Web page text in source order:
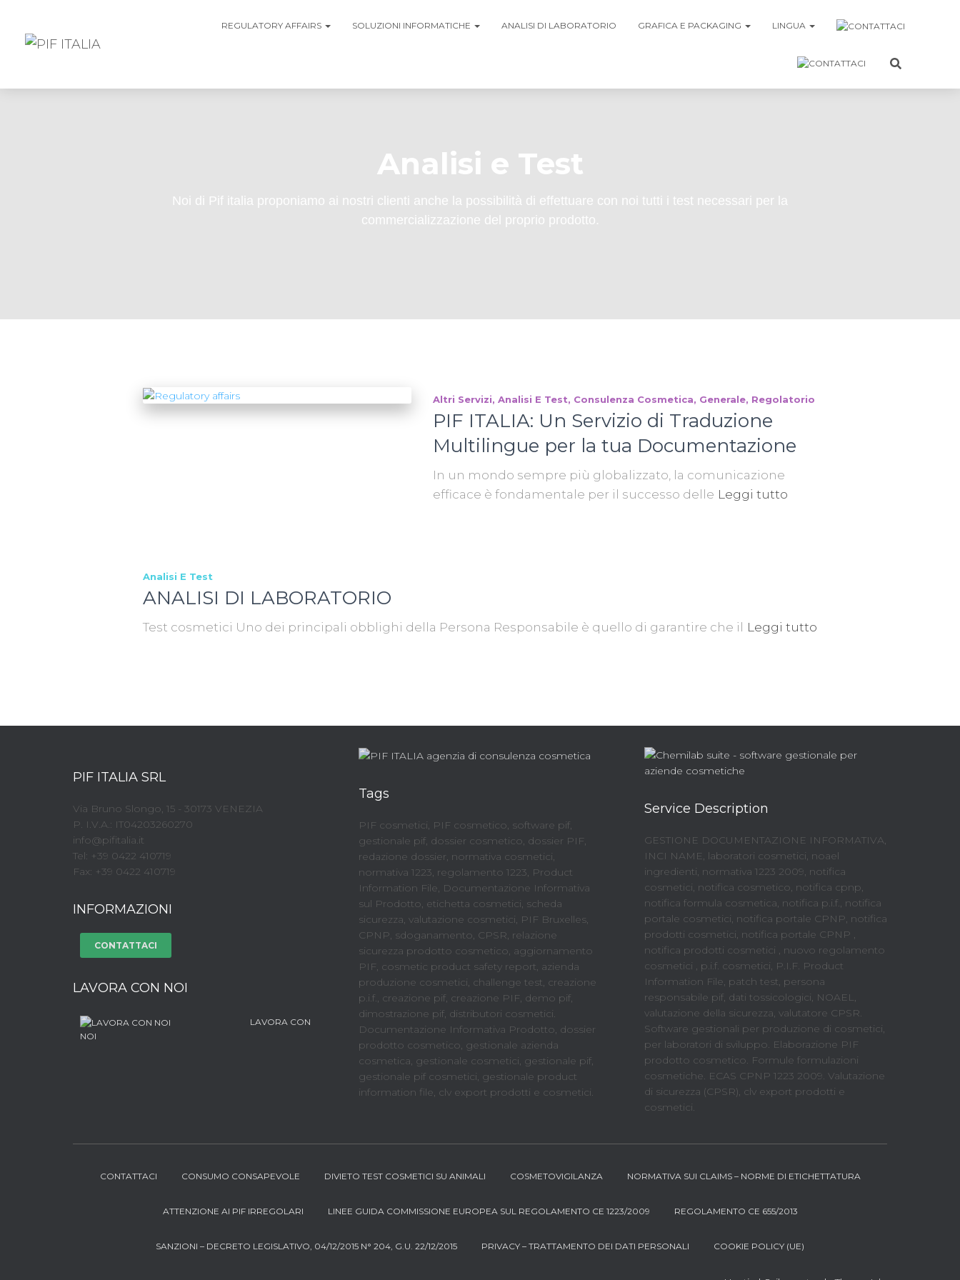
REGULATORY AFFAIRS SOLUZIONI INFORMATICHE ANALISI DI LABORATORIO GRAFICA E PACKAGING LINGUA
Analisi e Test
Noi di Pif italia proponiamo ai nostri clienti anche la possibilità di effettuare con noi tutti i test necessari per la
commercializzazione del proprio prodotto.
Altri Servizi Analisi E Test Consulenza Cosmetica Generale Regolatorio
PIF ITALIA: Un Servizio di Traduzione
Multilingue per la tua Documentazione
In un mondo sempre più globalizzato, la comunicazione
efficace è fondamentale per il successo delle Leggi tutto
Analisi E Test
ANALISI DI LABORATORIO
Test cosmetici Uno dei principali obblighi della Persona Responsabile è quello di garantire che il Leggi tutto
PIF ITALIA SRL
Via Bruno Slongo, 15 - 30173 VENEZIA
P. I.V.A.: IT04203260270
info@pifitalia.it
Tel: +39 0422 410719
Fax: +39 0422 410719
INFORMAZIONI
CONTATTACI
LAVORA CON NOI
LAVORA CON
NOI
Tags
PIF cosmetici, PIF cosmetico, software pif,
gestionale pif, dossier cosmetico, dossier PIF,
redazione dossier, normativa cosmetici,
normativa 1223, regolamento 1223, Product
Information File, Documentazione Informativa
sul Prodotto, etichetta cosmetici, scheda
sicurezza, valutazione cosmetici, PIF Bruxelles,
CPNP, sdoganamento, CPSR, relazione
sicurezza prodotto cosmetico, aggiornamento
PIF, cosmetic product safety report, azienda
produzione cosmetici, challenge test, creazione
p.i.f., creazione pif, creazione PIF, demo pif,
dimostrazione pif, distributori cosmetici.
Documentazione Informativa Prodotto, dossier
prodotto cosmetico, gestionale azienda
cosmetica, gestionale cosmetici, gestionale pif,
gestionale pif cosmetici, gestionale product
information file, clv export prodotti e cosmetici.
Service Description
GESTIONE DOCUMENTAZIONE INFORMATIVA,
INCI NAME, laboratori cosmetici, noael
ingredienti, normativa 1223 2009, notifica
cosmetici, notifica cosmetico, notifica cpnp,
notifica formula cosmetica, notifica p.i.f., notifica
portale cosmetici, notifica portale CPNP, notifica
prodotti cosmetici, notifica portale CPNP ,
notifica prodotti cosmetici , nuovo regolamento
cosmetici , p.i.f. cosmetici, P.I.F. Product
Information File, patch test, persona
responsabile pif, dati tossicologici, NOAEL,
valutazione della sicurezza, valutatore CPSR.
Software gestionali per produzione di cosmetici,
per laboratori di sviluppo. Elaborazione PIF
prodotto cosmetico. Formule formulazioni
cosmetiche. ECAS CPNP 1223 2009. Valutazione
di sicurezza (CPSR), clv export prodotti e
cosmetici.
CONTATTACI CONSUMO CONSAPEVOLE DIVIETO TEST COSMETICI SU ANIMALI COSMETOVIGILANZA NORMATIVA SUI CLAIMS – NORME DI ETICHETTATURA
ATTENZIONE AI PIF IRREGOLARI LINEE GUIDA COMMISSIONE EUROPEA SUL REGOLAMENTO CE 1223/2009 REGOLAMENTO CE 655/2013
SANZIONI – DECRETO LEGISLATIVO, 04/12/2015 N° 204, G.U. 22/12/2015 PRIVACY – TRATTAMENTO DEI DATI PERSONALI COOKIE POLICY (UE)